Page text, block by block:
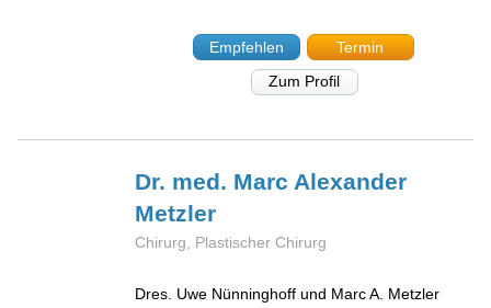
Empfehlen
Termin
Zum Profil
Dr. med. Marc Alexander
Metzler
Chirurg, Plastischer Chirurg
Dres. Uwe Nünninghoff und Marc A. Metzler